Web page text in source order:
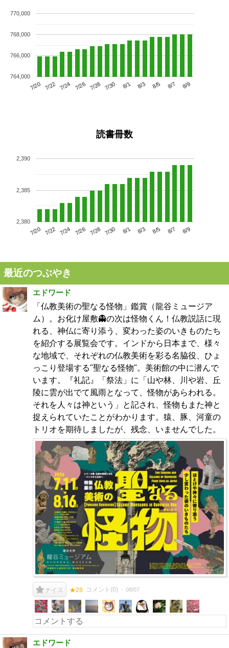
7/20 7/22 7/24 7/26 7/28 7/30 8/1 8/3 8/5 8/7 8/9
764,000
766,000
768,000
770,000
読書冊数
7/20 7/22 7/24 7/26 7/28 7/30 8/1 8/3 8/5 8/7 8/9
2,380
2,385
2,390
最近のつぶやき
エドワード
「仏教美術の聖なる怪物」鑑賞（龍谷ミュージア
ム）。お化け屋敷👻の次は怪物くん！仏教説話に現
れる、神仏に寄り添う、変わった姿のいきものたち
を紹介する展覧会です。インドから日本まで、様々
な地域で、それぞれの仏教美術を彩る名脇役、ひょ
っこり登場する"聖なる怪物"。美術館の中に潜んで
います。『礼記』「祭法」に「山や林、川や岩、丘
陵に雲が出でて風雨となって、怪物があらわれる。
それを人々は神という」と記され、怪物もまた神と
捉えられていたことがわかります。猿、豚、河童の
トリオを期待しましたが、残念、いませんでした。
ナイス ★28 コメント(0) 08/07
エドワード